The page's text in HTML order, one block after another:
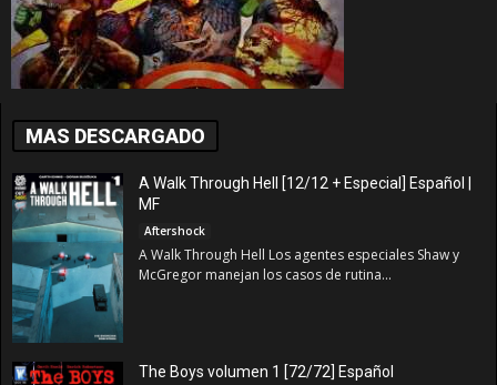
MAS DESCARGADO
A Walk Through Hell [12/12 + Especial] Español |
MF
Aftershock
A Walk Through Hell Los agentes especiales Shaw y
McGregor manejan los casos de rutina...
The Boys volumen 1 [72/72] Español